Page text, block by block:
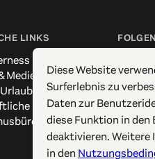
LINKS
Medien
Kontakte
X /
Diese Website
Surferlebnis zu
Daten zur
diese Funktion in
deaktivieren. Weitere
in den